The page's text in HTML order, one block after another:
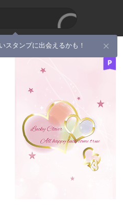
スタンプに出会えるかも！